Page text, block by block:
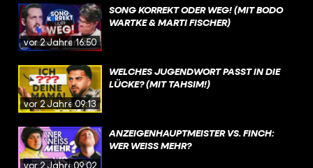
vor 2 Jahren16:50
SONG KORREKT ODER WEG! (MIT BODO
WARTKE & MARTI FISCHER)
vor 2 Jahren09:13
WELCHES JUGENDWORT PASST IN DIE
LÜCKE? (MIT TAHSIM!)
vor 2 Jahren09:02
ANZEIGENHAUPTMEISTER VS. FINCH:
WER WEISS MEHR?